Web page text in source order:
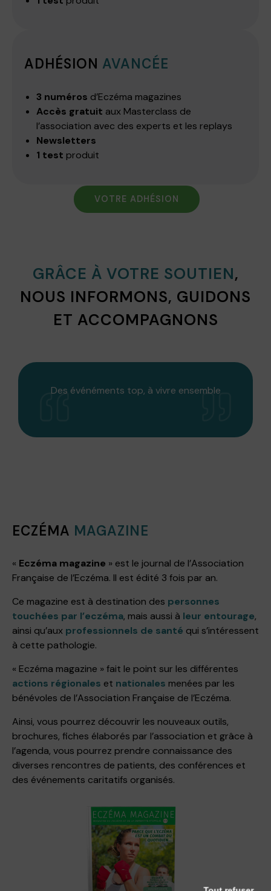
ADHÉSION AVANCÉE
3 numéros d’Eczéma magazines
Accès gratuit aux Masterclass de
l’association avec des experts et les replays
Newsletters
1 test produit
VOTRE ADHÉSION
GRÂCE À VOTRE SOUTIEN,
NOUS INFORMONS, GUIDONS
ET ACCOMPAGNONS
top, à vivre ensemble
L'association m'a
leur
ECZÉMA MAGAZINE
« Eczéma magazine » est le journal de l’Association
Française de l’Eczéma. Il est édité 3 fois par an.
Ce magazine est à destination des personnes
touchées par l’eczéma, mais aussi à leur entourage,
ainsi qu’aux professionnels de santé qui s’intéressent
à cette pathologie.
« Eczéma magazine » fait le point sur les différentes
actions régionales et nationales menées par les
bénévoles de l’Association Française de l’Eczéma.
Ainsi, vous pourrez découvrir les nouveaux outils,
brochures, fiches élaborés par l’association et grâce à
l’agenda, vous pourrez prendre connaissance des
diverses rencontres de patients, des conférences et
des événements caritatifs organisés.